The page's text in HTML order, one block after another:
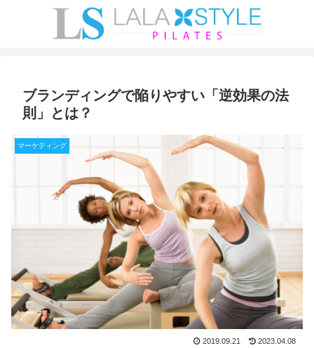
ブランディングで陥りやすい「逆効果の法
則」とは？
マーケティング
2019.09.21 2023.04.08